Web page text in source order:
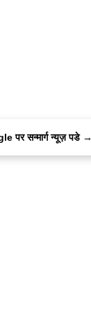
पर सन्मार्ग न्यूज़ पडे →